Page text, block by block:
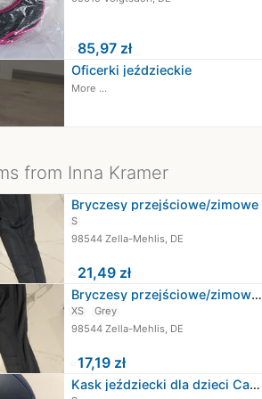
85,97 zł
Oficerki jeździeckie
More ...
from Inna Kramer
Bryczesy przejściowe/zimowe
S
98544 Zella-Mehlis, DE
21,49 zł
Bryczesy przejściowe/zimowe Xs Grey
XS
Grey
98544 Zella-Mehlis, DE
17,19 zł
Kask jeździecki dla dzieci Casco